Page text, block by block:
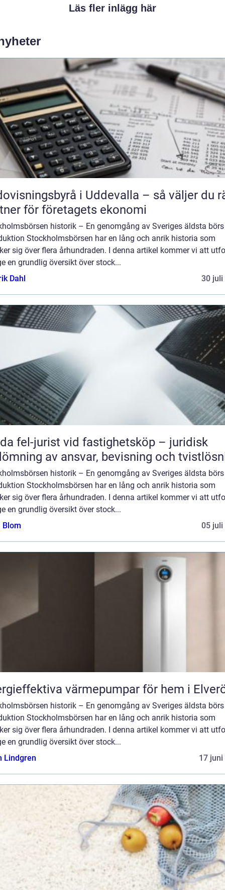
Läs fler inlägg här
i Uddevalla – så väljer du
för företagets ekonomi
historik – En genomgång av Sveriges äldsta börs
Stockholmsbörsen har en lång och anrik historia som
sig över flera århundraden. I denna artikel kommer vi att
en grundlig översikt över stock...
Dahl
30 juli
fel-jurist vid fastighetsköp – juridisk
av ansvar, bevisning och
historik – En genomgång av Sveriges äldsta börs
Stockholmsbörsen har en lång och anrik historia som
sig över flera århundraden. I denna artikel kommer vi att
en grundlig översikt över stock...
Blom
05 juli
värmepumpar för hem i
historik – En genomgång av Sveriges äldsta börs
Stockholmsbörsen har en lång och anrik historia som
sig över flera århundraden. I denna artikel kommer vi att
en grundlig översikt över stock...
Lindgren
17 juni